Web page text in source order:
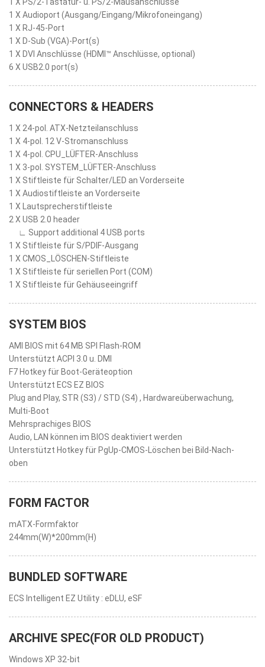
1 X Audioport (Ausgang/Eingang/Mikrofoneingang)
1 X RJ-45-Port
1 X D-Sub (VGA)-Port(s)
1 X DVI Anschlüsse (HDMI™ Anschlüsse, optional)
6 X USB2.0 port(s)
CONNECTORS & HEADERS
1 X 24-pol. ATX-Netzteilanschluss
1 X 4-pol. 12 V-Stromanschluss
1 X 4-pol. CPU_LÜFTER-Anschluss
1 X 3-pol. SYSTEM_LÜFTER-Anschluss
1 X Stiftleiste für Schalter/LED an Vorderseite
1 X Audiostiftleiste an Vorderseite
1 X Lautsprecherstiftleiste
2 X USB 2.0 header
∟ Support additional 4 USB ports
1 X Stiftleiste für S/PDIF-Ausgang
1 X CMOS_LÖSCHEN-Stiftleiste
1 X Stiftleiste für seriellen Port (COM)
1 X Stiftleiste für Gehäuseeingriff
SYSTEM BIOS
AMI BIOS mit 64 MB SPI Flash-ROM
Unterstützt ACPI 3.0 u. DMI
F7 Hotkey für Boot-Geräteoption
Unterstützt ECS EZ BIOS
Plug and Play, STR (S3) / STD (S4) , Hardwareüberwachung,
Multi-Boot
Mehrsprachiges BIOS
Audio, LAN können im BIOS deaktiviert werden
Unterstützt Hotkey für PgUp-CMOS-Löschen bei Bild-Nach-
oben
FORM FACTOR
mATX-Formfaktor
244mm(W)*200mm(H)
BUNDLED SOFTWARE
ECS Intelligent EZ Utility : eDLU, eSF
ARCHIVE SPEC(FOR OLD PRODUCT)
Windows XP 32-bit